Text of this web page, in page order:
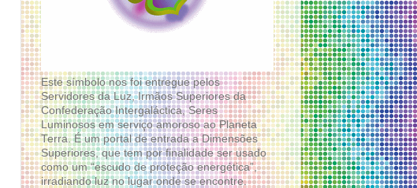
Este símbolo nos foi entregue pelos
Servidores da Luz, Irmãos Superiores da
Confederação Intergaláctica, Seres
Luminosos em serviço amoroso ao Planeta
Terra. É um portal de entrada a Dimensões
Superiores, que tem por finalidade ser usado
como um “escudo de proteção energética”,
irradiando luz no lugar onde se encontre.